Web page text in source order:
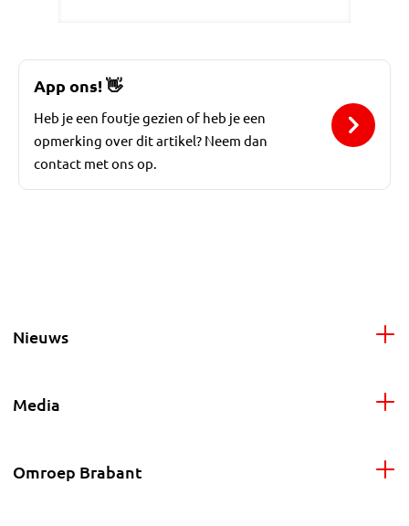
App ons!👋
Heb je een foutje gezien of heb je een
opmerking over dit artikel? Neem dan
contact met ons op.
Nieuws
Media
Omroep Brabant